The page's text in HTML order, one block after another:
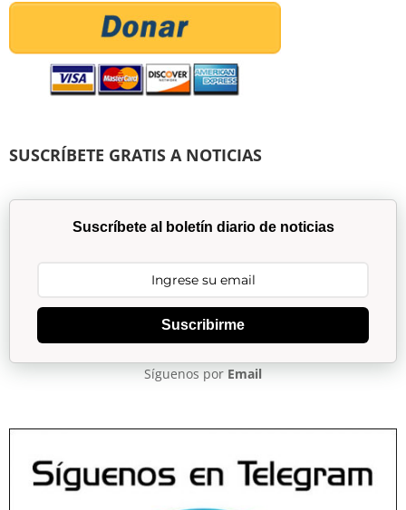
SUSCRÍBETE GRATIS A NOTICIAS
Suscríbete al boletín diario de noticias
Suscribirme
Síguenos por Email